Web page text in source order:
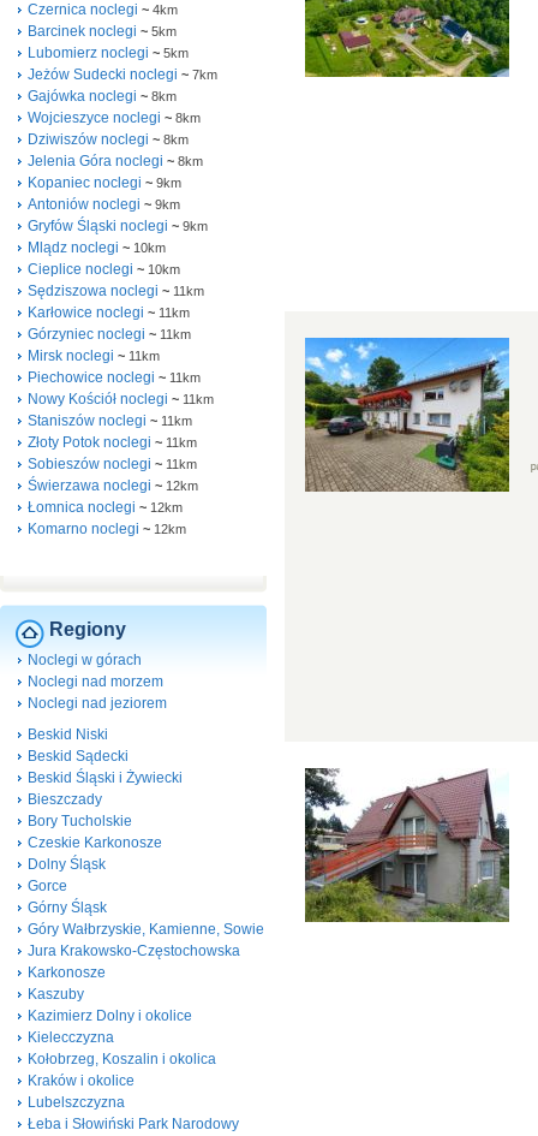
Czernica noclegi ~ 4km
Barcinek noclegi ~ 5km
Lubomierz noclegi ~ 5km
Jeżów Sudecki noclegi ~ 7km
Gajówka noclegi ~ 8km
Wojcieszyce noclegi ~ 8km
Dziwiszów noclegi ~ 8km
Jelenia Góra noclegi ~ 8km
Kopaniec noclegi ~ 9km
Antoniów noclegi ~ 9km
Gryfów Śląski noclegi ~ 9km
Mlądz noclegi ~ 10km
Cieplice noclegi ~ 10km
Sędziszowa noclegi ~ 11km
Karłowice noclegi ~ 11km
Górzyniec noclegi ~ 11km
Mirsk noclegi ~ 11km
Piechowice noclegi ~ 11km
Nowy Kościół noclegi ~ 11km
Staniszów noclegi ~ 11km
Złoty Potok noclegi ~ 11km
Sobieszów noclegi ~ 11km
Świerzawa noclegi ~ 12km
Łomnica noclegi ~ 12km
Komarno noclegi ~ 12km
Regiony
Noclegi w górach
Noclegi nad morzem
Noclegi nad jeziorem
Beskid Niski
Beskid Sądecki
Beskid Śląski i Żywiecki
Bieszczady
Bory Tucholskie
Czeskie Karkonosze
Dolny Śląsk
Gorce
Górny Śląsk
Góry Wałbrzyskie, Kamienne, Sowie
Jura Krakowsko-Częstochowska
Karkonosze
Kaszuby
Kazimierz Dolny i okolice
Kielecczyzna
Kołobrzeg, Koszalin i okolica
Kraków i okolice
Lubelszczyzna
Łeba i Słowiński Park Narodowy